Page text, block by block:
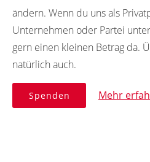
ändern. Wenn du uns als
Unternehmen oder Partei
gern einen kleinen Betrag da.
natürlich auch.
Spenden Mehr